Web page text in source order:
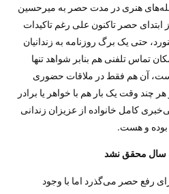
هنری در مدت حصر به میرحسین
ابتدای حصر تاکنون علی رغم تاکیدات
حتی یک برگ روزنامه به زندانیان
تماس تلفنی هم بنابر شواهد تنها
است، آن هم فقط در ملاقات حضوری
چند وقت یک بار هم با خواهر یا برادر
کامل خانواده از عزیزان زندانی
بوده و هست.
سال محقق نشد
رفع حصر می‌گذرد اما با وجود